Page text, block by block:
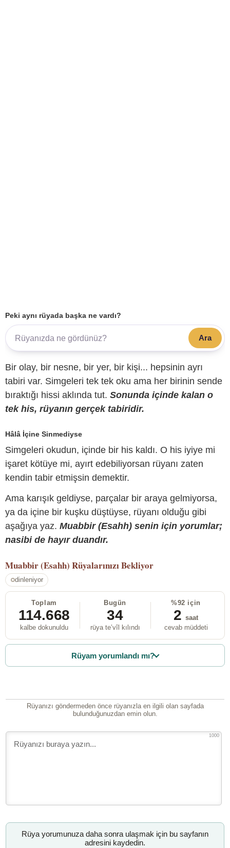
Peki aynı rüyada başka ne vardı?
Ara
Bir olay, bir nesne, bir yer, bir kişi... hepsinin ayrı
tabiri var. Simgeleri tek tek oku ama her birinin sende
bıraktığı hissi aklında tut. Sonunda içinde kalan o
tek his, rüyanın gerçek tabiridir.
Hâlâ İçine Sinmediyse
Simgeleri okudun, içinde bir his kaldı. O his iyiye mi
işaret kötüye mi, ayırt edebiliyorsan rüyanı zaten
kendin tabir etmişsin demektir.
Ama karışık geldiyse, parçalar bir araya gelmiyorsa,
ya da içine bir kuşku düştüyse, rüyanı olduğu gibi
aşağıya yaz. Muabbir (Esahh) senin için yorumlar;
nasibi de hayır duandır.
Muabbir (Esahh) Rüyalarınızı Bekliyor
dinleniyor
Toplam
114.668
kalbe dokunuldu
Bugün
34
rüya te’vîl kılındı
%92 için
2 saat
cevab müddeti
Rüyam yorumlandı mı?
Rüyanızı göndermeden önce rüyanızla en ilgili olan sayfada
bulunduğunuzdan emin olun.
1000
Rüya yorumunuza daha sonra ulaşmak için bu sayfanın
adresini kaydedin.